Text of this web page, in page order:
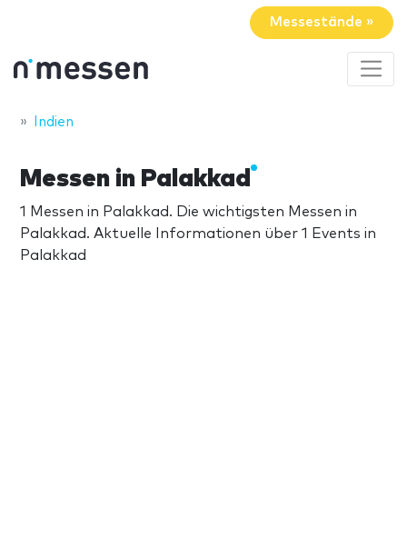
Messestände »
Indien
Messen in Palakkad
1 Messen in Palakkad. Die wichtigsten Messen in
Palakkad. Aktuelle Informationen über 1 Events in
Palakkad